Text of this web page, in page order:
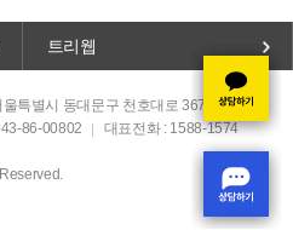
트리웹
특별시 동대문구 천호대로 367, 폴리빌딩
86-00802
대표전화 : 1588-1574